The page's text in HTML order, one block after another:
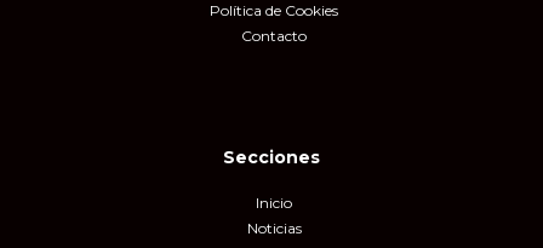
Política de Cookies
Contacto
Secciones
Inicio
Noticias